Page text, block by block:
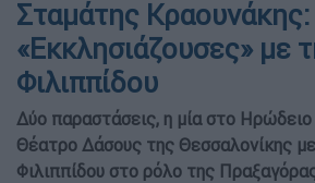
Σταμάτης Κραουνάκης:
«Εκκλησιάζουσες» με
Φιλιππίδου
Δύο παραστάσεις, η μία στο Ηρώδειο
Θέατρο Δάσους της Θεσσαλονίκης
Φιλιππίδου στο ρόλο της